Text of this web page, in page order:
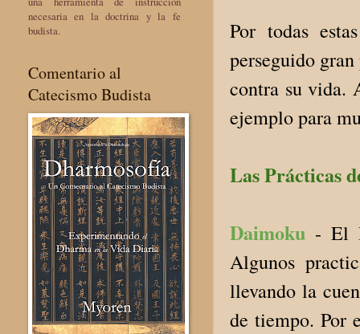
Por todas
perseguido
contra su vida.
ejemplo para
Las Prácticas
Daimoku - El
Algunos
llevando la
de tiempo. Por
necesaria en la doctrina y la fe
budista.
Comentario al
Catecismo Budista